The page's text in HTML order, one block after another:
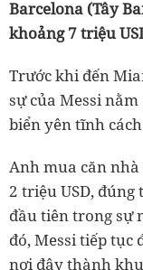
Barcelona (Tây
khoảng 7 triệu
Trước khi đến
sự của Messi
biển yên tĩnh
Anh mua căn
2 triệu USD, đúng
đầu tiên trong sự
đó, Messi tiếp tục
nơi đây thành